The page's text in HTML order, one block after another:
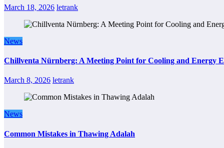
March 18, 2026 letrank
News
Chillventa Nürnberg: A Meeting Point for Cooling and Energy
March 8, 2026 letrank
News
Common Mistakes in Thawing Adalah